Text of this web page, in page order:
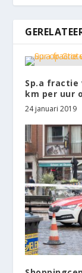
Sp.a
km per uur
24 januari 2019